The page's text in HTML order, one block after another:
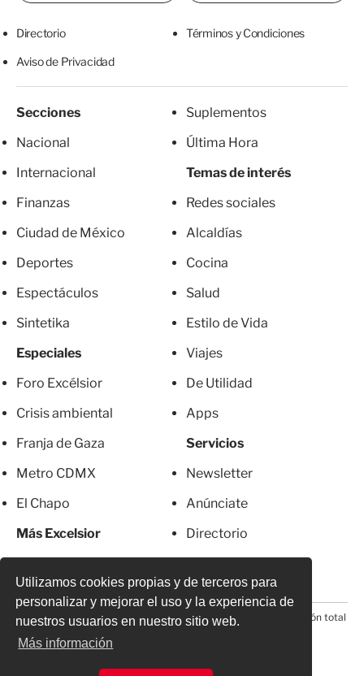
Utilizamos cookies propias y de terceros para
personalizar y mejorar el uso y la experiencia de
nuestros usuarios en nuestro sitio web.
Más información
Directorio Términos y Condiciones
Aviso de Privacidad
Secciones
Nacional
Internacional
Finanzas
Ciudad de México
Deportes
Espectáculos
Sintetika
Especiales
Foro Excélsior
Crisis ambiental
Franja de Gaza
Metro CDMX
El Chapo
Más Excelsior
Suplementos
Última Hora
Temas de interés
Redes sociales
Alcaldías
Cocina
Salud
Estilo de Vida
Viajes
De Utilidad
Apps
Servicios
Newsletter
Anúnciate
Directorio
© 2026 Todos los derechos reservados. Prohibida la reproducción total
o parcial, incluyendo cualquier medio electrónico*